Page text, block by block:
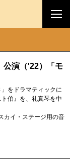
公演（'22）「モ
をドラマティックに
伯』を、礼真琴を中
カイ・ステージ用の音